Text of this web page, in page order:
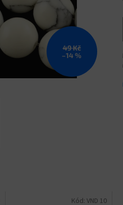
49 Kč
–14 %
Kód: VND 10